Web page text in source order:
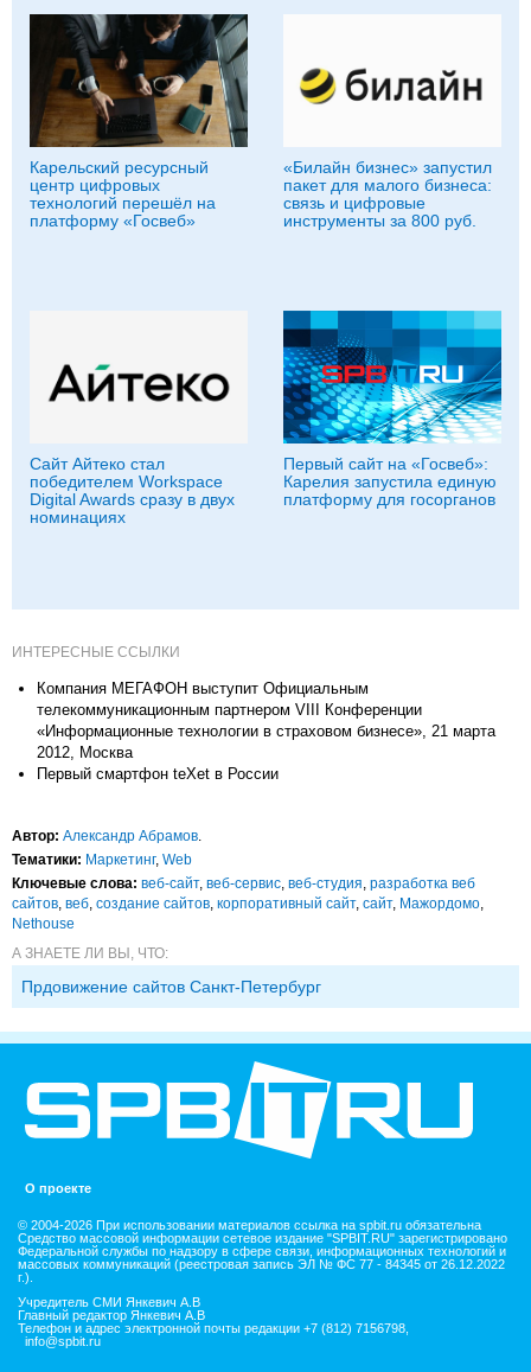
Карельский ресурсный
центр цифровых
технологий перешёл на
платформу «Госвеб»
«Билайн бизнес» запустил
пакет для малого бизнеса:
связь и цифровые
инструменты за 800 руб.
Сайт Айтеко стал
победителем Workspace
Digital Awards сразу в двух
номинациях
Первый сайт на «Госвеб»:
Карелия запустила единую
платформу для госорганов
ИНТЕРЕСНЫЕ ССЫЛКИ
Компания МЕГАФОН выступит Официальным
телекоммуникационным партнером VIII Конференции
«Информационные технологии в страховом бизнесе», 21 марта
2012, Москва
Первый смартфон teXet в России
Автор: Александр Абрамов
Тематики: Маркетинг, Web
Ключевые слова: веб-сайт, веб-сервис веб-студия разработка веб
сайтов веб создание сайтов корпоративный сайт, сайт, Мажордомо
Nethouse
А ЗНАЕТЕ ЛИ ВЫ, ЧТО:
Прдовижение сайтов Санкт-Петербург
О проекте
© 2004-2026 При использовании материалов ссылка на spbit.ru обязательна
Средство массовой информации сетевое издание "SPBIT.RU" зарегистрировано
Федеральной службы по надзору в сфере связи, информационных технологий и
массовых коммуникаций (реестровая запись ЭЛ № ФС 77 - 84345 от 26.12.2022
г.).
Учредитель СМИ Янкевич А.В
Главный редактор Янкевич А.В
Телефон и адрес электронной почты редакции +7 (812) 7156798,
info@spbit.ru